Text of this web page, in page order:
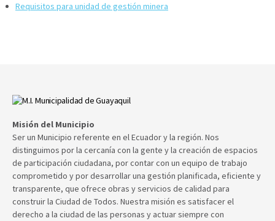
Requisitos para unidad de gestión minera
Misión del Municipio
Ser un Municipio referente en el Ecuador y la región. Nos
distinguimos por la cercanía con la gente y la creación de espacios
de participación ciudadana, por contar con un equipo de trabajo
comprometido y por desarrollar una gestión planificada, eficiente y
transparente, que ofrece obras y servicios de calidad para
construir la Ciudad de Todos. Nuestra misión es satisfacer el
derecho a la ciudad de las personas y actuar siempre con